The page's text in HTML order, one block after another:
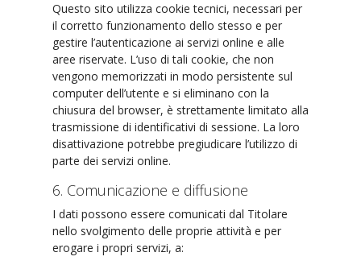
Questo sito utilizza cookie tecnici, necessari per
il corretto funzionamento dello stesso e per
gestire l’autenticazione ai servizi online e alle
aree riservate. L’uso di tali cookie, che non
vengono memorizzati in modo persistente sul
computer dell’utente e si eliminano con la
chiusura del browser, è strettamente limitato alla
trasmissione di identificativi di sessione. La loro
disattivazione potrebbe pregiudicare l’utilizzo di
parte dei servizi online.
6. Comunicazione e diffusione
I dati possono essere comunicati dal Titolare
nello svolgimento delle proprie attività e per
erogare i propri servizi, a: